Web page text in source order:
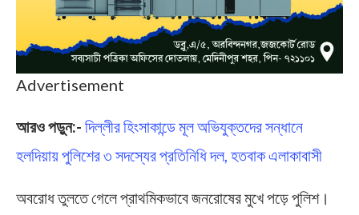
Advertisement
আরও পড়ুন:- দিল্লীর হিংসাকান্ডে মূল অভিযুক্তদের সন্ধানে
হলদিয়ায় পুলিশের ৩ সদস্যের প্রতিনিধি দল, হতবাক এলাকাবাসী
অবরোধ তুলতে গেলে প্রাথমিকভাবে জনরোষের মুখে পড়ে পুলিশ।